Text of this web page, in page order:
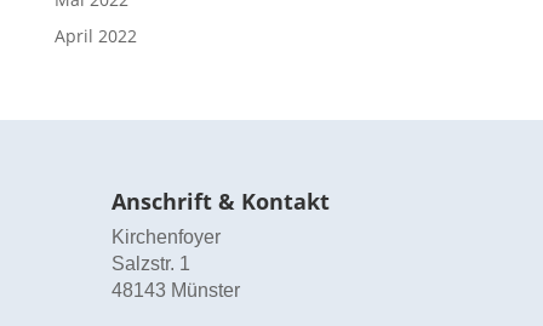
April 2022
Anschrift & Kontakt
Kirchenfoyer
Salzstr. 1
48143 Münster